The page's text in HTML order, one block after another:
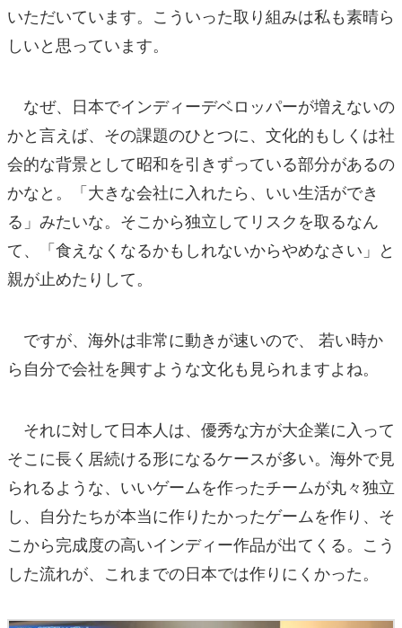
いただいています。こういった取り組みは私も素晴ら
しいと思っています。
なぜ、日本でインディーデベロッパーが増えないの
かと言えば、その課題のひとつに、文化的もしくは社
会的な背景として昭和を引きずっている部分があるの
かなと。「大きな会社に入れたら、いい生活ができ
る」みたいな。そこから独立してリスクを取るなん
て、「食えなくなるかもしれないからやめなさい」と
親が止めたりして。
ですが、海外は非常に動きが速いので、 若い時か
ら自分で会社を興すような文化も見られますよね。
それに対して日本人は、優秀な方が大企業に入って
そこに長く居続ける形になるケースが多い。海外で見
られるような、いいゲームを作ったチームが丸々独立
し、自分たちが本当に作りたかったゲームを作り、そ
こから完成度の高いインディー作品が出てくる。こう
した流れが、これまでの日本では作りにくかった。